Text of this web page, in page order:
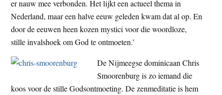
er nauw mee verbonden. Het lijkt een actueel thema in
Nederland, maar een halve eeuw geleden kwam dat al op. En
door de eeuwen heen kozen mystici voor die woordloze,
stille invalshoek om God te ontmoeten.’
De Nijmeegse dominicaan Chris
Smoorenburg is zo iemand die
koos voor de stille Godsontmoeting. De zenmeditatie is hem